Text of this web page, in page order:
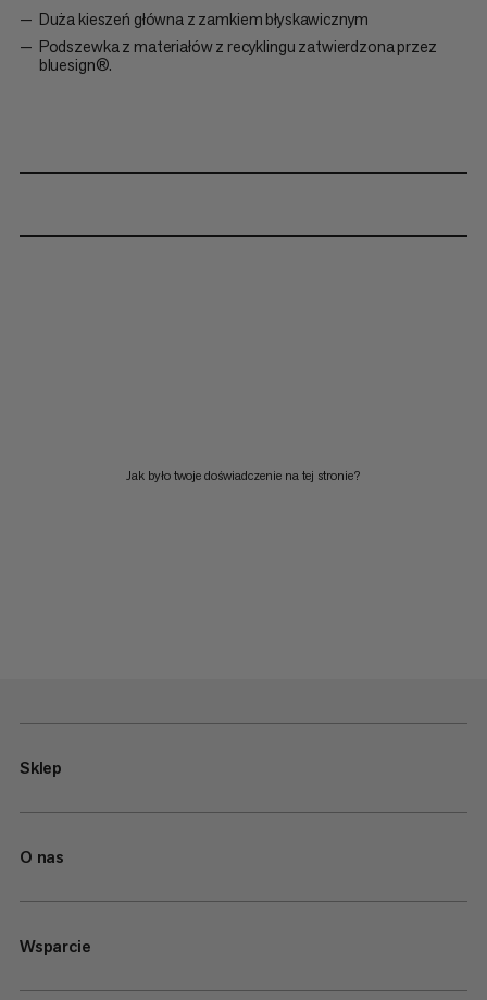
Duża kieszeń główna z zamkiem błyskawicznym
Podszewka z materiałów z recyklingu zatwierdzona przez
bluesign®.
Jak było twoje doświadczenie na tej stronie?
Sklep
O nas
Wsparcie